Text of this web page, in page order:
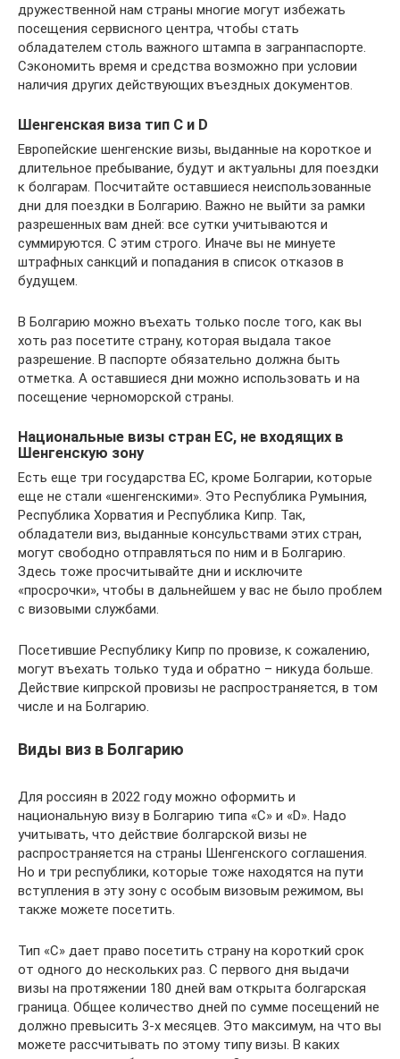
дружественной нам страны многие могут избежать
посещения сервисного центра, чтобы стать
обладателем столь важного штампа в загранпаспорте.
Сэкономить время и средства возможно при условии
наличия других действующих въездных документов.
Шенгенская виза тип С и D
Европейские шенгенские визы, выданные на короткое и
длительное пребывание, будут и актуальны для поездки
к болгарам. Посчитайте оставшиеся неиспользованные
дни для поездки в Болгарию. Важно не выйти за рамки
разрешенных вам дней: все сутки учитываются и
суммируются. С этим строго. Иначе вы не минуете
штрафных санкций и попадания в список отказов в
будущем.
В Болгарию можно въехать только после того, как вы
хоть раз посетите страну, которая выдала такое
разрешение. В паспорте обязательно должна быть
отметка. А оставшиеся дни можно использовать и на
посещение черноморской страны.
Национальные визы стран ЕС, не входящих в
Шенгенскую зону
Есть еще три государства ЕС, кроме Болгарии, которые
еще не стали «шенгенскими». Это Республика Румыния,
Республика Хорватия и Республика Кипр. Так,
обладатели виз, выданные консульствами этих стран,
могут свободно отправляться по ним и в Болгарию.
Здесь тоже просчитывайте дни и исключите
«просрочки», чтобы в дальнейшем у вас не было проблем
с визовыми службами.
Посетившие Республику Кипр по провизе, к сожалению,
могут въехать только туда и обратно – никуда больше.
Действие кипрской провизы не распространяется, в том
числе и на Болгарию.
Виды виз в Болгарию
Для россиян в 2022 году можно оформить и
национальную визу в Болгарию типа «С» и «D». Надо
учитывать, что действие болгарской визы не
распространяется на страны Шенгенского соглашения.
Но и три республики, которые тоже находятся на пути
вступления в эту зону с особым визовым режимом, вы
также можете посетить.
Тип «С» дает право посетить страну на короткий срок
от одного до нескольких раз. С первого дня выдачи
визы на протяжении 180 дней вам открыта болгарская
граница. Общее количество дней по сумме посещений не
должно превысить 3-х месяцев. Это максимум, на что вы
можете рассчитывать по этому типу визы. В каких